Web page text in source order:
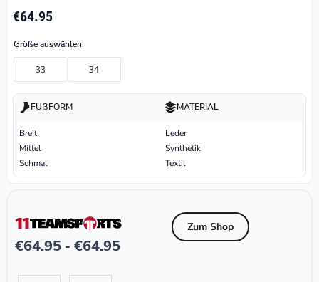
€64.95
Größe auswählen
33 34
FUßFORM
Breit
Mittel
Schmal
MATERIAL
Leder
Synthetik
Textil
€64.95 - €64.95
Zum Shop